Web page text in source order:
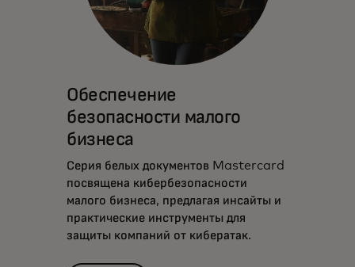
Обеспечение
безопасности малого
бизнеса
Серия белых документов Mastercard
посвящена кибербезопасности
малого бизнеса, предлагая инсайты и
практические инструменты для
защиты компаний от кибератак.